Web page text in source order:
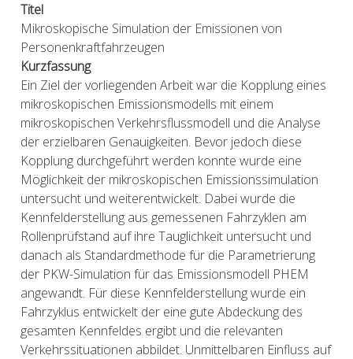
Titel
Mikroskopische Simulation der Emissionen von
Personenkraftfahrzeugen
Kurzfassung
Ein Ziel der vorliegenden Arbeit war die Kopplung eines
mikroskopischen Emissionsmodells mit einem
mikroskopischen Verkehrsflussmodell und die Analyse
der erzielbaren Genauigkeiten. Bevor jedoch diese
Kopplung durchgeführt werden konnte wurde eine
Möglichkeit der mikroskopischen Emissionssimulation
untersucht und weiterentwickelt. Dabei wurde die
Kennfelderstellung aus gemessenen Fahrzyklen am
Rollenprüfstand auf ihre Tauglichkeit untersucht und
danach als Standardmethode für die Parametrierung
der PKW-Simulation für das Emissionsmodell PHEM
angewandt. Für diese Kennfelderstellung wurde ein
Fahrzyklus entwickelt der eine gute Abdeckung des
gesamten Kennfeldes ergibt und die relevanten
Verkehrssituationen abbildet. Unmittelbaren Einfluss auf